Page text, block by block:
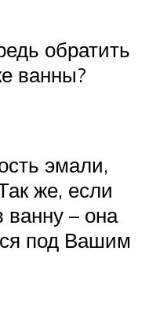
обратить
ванны?
эмали,
же, если
ванну – она
под Вашим